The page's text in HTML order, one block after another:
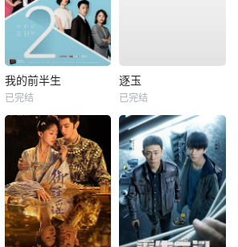
我的前半生
已完结
逐玉
已完结